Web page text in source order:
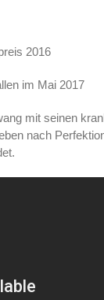
2016
im Mai 2017
mit seinen
nach